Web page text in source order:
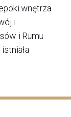
wnętrza
i
i Rumu